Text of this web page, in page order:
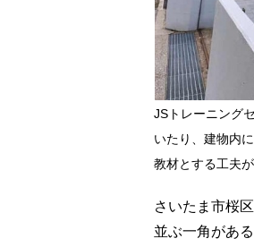
JSトレーニング
いたり、建物内
教材とする工夫
さいたま市桜
並ぶ一角があ